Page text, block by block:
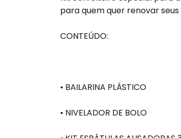
para quem quer renovar seus
CONTEÚDO:
• BAILARINA PLÁSTICO
• NIVELADOR DE BOLO